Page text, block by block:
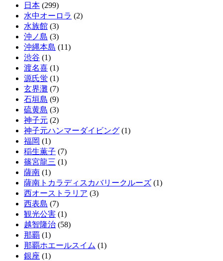
日本 (299)
水中オーロラ (2)
水族館 (3)
沖ノ島 (3)
沖縄本島 (11)
渋谷 (1)
渡名喜 (1)
源氏蛍 (1)
玄界灘 (7)
石垣島 (9)
硫黄島 (3)
神子元 (2)
神子元ハンマーダイビング (1)
福岡 (1)
稲生薫子 (7)
篠宮龍三 (1)
薩南 (1)
薩南トカラディスカバリークルーズ (1)
西オーストラリア (3)
西表島 (7)
観光公害 (1)
越智隆治 (58)
那覇 (1)
那覇ホエールスイム (1)
銀座 (1)